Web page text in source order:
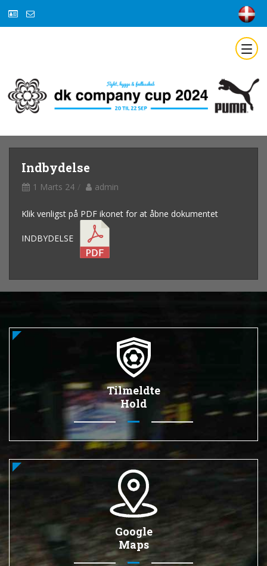
Indbydelse
1 Marts 24 admin
Klik venligst på PDF ikonet for at åbne dokumentet
INDBYDELSE
Tilmeldte
Hold
Google
Maps